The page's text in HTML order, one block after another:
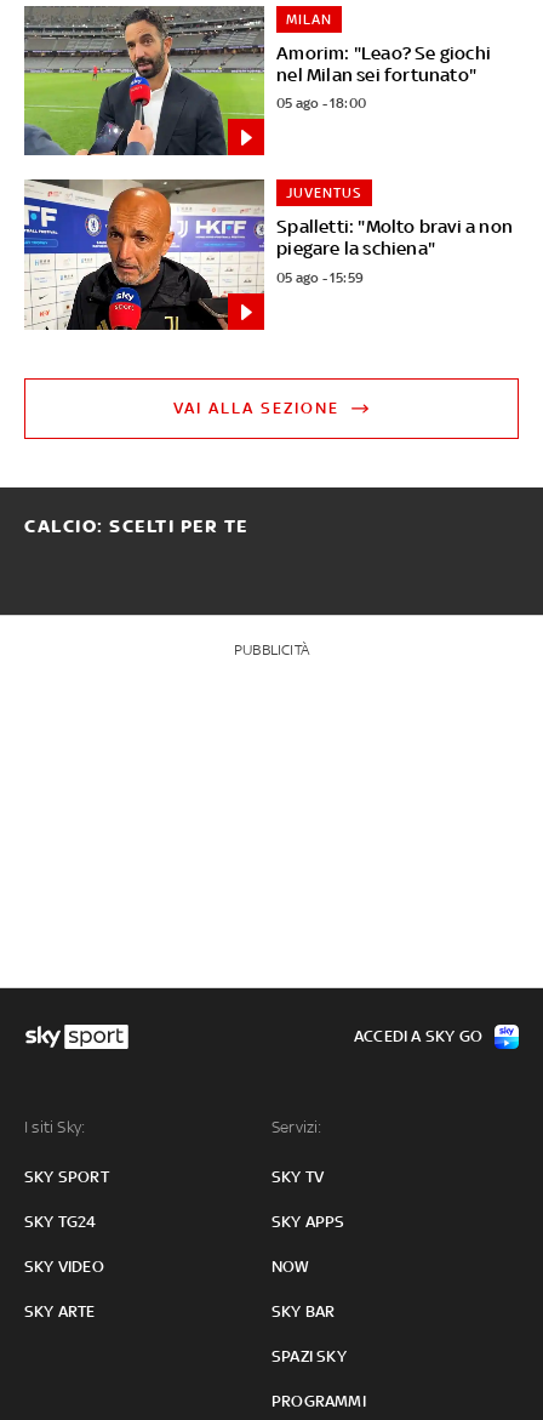
Amorim: "Leao? Se giochi
nel Milan sei fortunato"
MILAN
05 ago - 18:00
Spalletti: "Molto bravi a non
piegare la schiena"
JUVENTUS
05 ago - 15:59
VAI ALLA SEZIONE
CALCIO: SCELTI PER TE
PUBBLICITÀ
I siti Sky:
SKY SPORT
SKY TG24
SKY VIDEO
SKY ARTE
Servizi:
SKY TV
SKY APPS
NOW
SKY BAR
SPAZI SKY
PROGRAMMI
ACCEDI A SKY GO